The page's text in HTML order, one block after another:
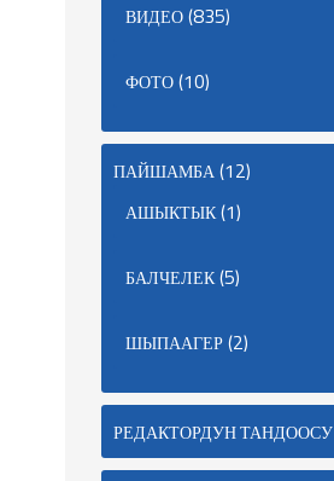
ВИДЕО(835)
ФОТО(10)
ПАЙШАМБА(12)
АШЫКТЫК(1)
БАЛЧЕЛЕК(5)
ШЫПААГЕР(2)
РЕДАКТОРДУН ТАНДООСУ